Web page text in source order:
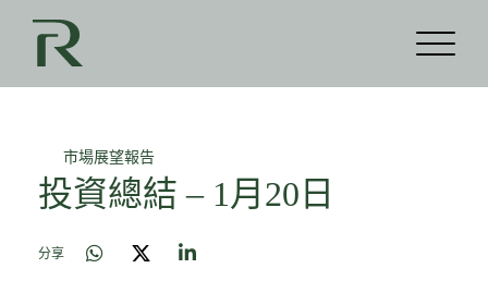
投資總結 – 1月20日
分享
市場展望報告